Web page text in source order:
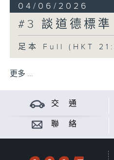
04/06/2026
#3 談道德標準
足本 Full (HKT
更多 ...
交 通
聯 絡